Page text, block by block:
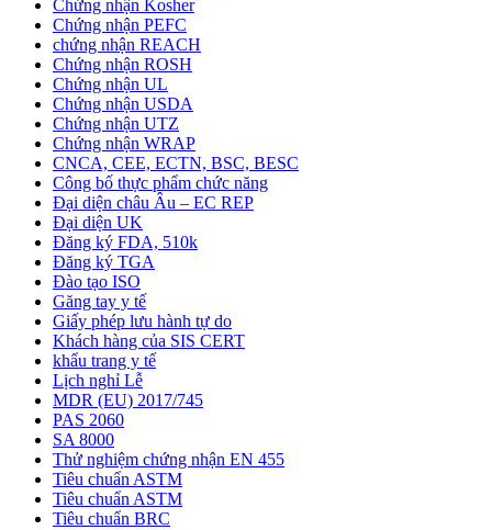
Chứng nhận Kosher
Chứng nhận PEFC
chứng nhận REACH
Chứng nhận ROSH
Chứng nhận UL
Chứng nhận USDA
Chứng nhận UTZ
Chứng nhận WRAP
CNCA, CEE, ECTN, BSC, BESC
Công bố thực phẩm chức năng
Đại diện châu Âu – EC REP
Đại diện UK
Đăng ký FDA, 510k
Đăng ký TGA
Đào tạo ISO
Găng tay y tế
Giấy phép lưu hành tự do
Khách hàng của SIS CERT
khẩu trang y tế
Lịch nghỉ Lễ
MDR (EU) 2017/745
PAS 2060
SA 8000
Thử nghiệm chứng nhận EN 455
Tiêu chuẩn ASTM
Tiêu chuẩn ASTM
Tiêu chuẩn BRC